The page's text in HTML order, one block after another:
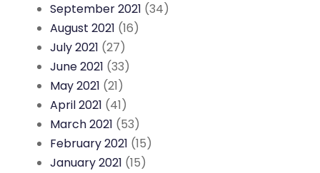
September 2021 (34)
August 2021 (16)
July 2021 (27)
June 2021 (33)
May 2021 (21)
April 2021 (41)
March 2021 (53)
February 2021 (15)
January 2021 (15)